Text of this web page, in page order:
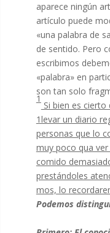
aparece ningún
artículo puede
«una palabra de
de sentido. Pero
escribimos
«palabra» en
son tan solo
1
Si bien es cierto
1levar un diario
personas que lo
muy poco qua
comido
prestándoles
mos, lo
Podemos